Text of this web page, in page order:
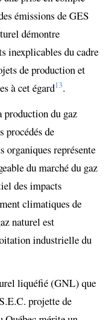
émissions de GES
démontre
inexplicables du cadre
de production et
à cet égard13.
du gaz
procédés de
organiques représente
du marché du gaz
des impacts
climatiques de
naturel est
industrielle du
liquéfié (GNL) que
projette de